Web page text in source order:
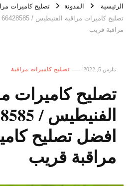
الرئيسية المدونة
تصليح كاميرات
مراقبة قريب
مارس 5, 2022 تصليح كاميرات مراقبة
تصليح كاميرات
افضل تصليح
مراقبة قريب